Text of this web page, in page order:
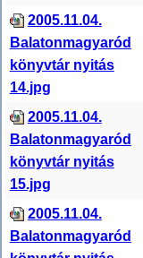
2005.11.04.
Balatonmagyaród
könyvtár nyitás
14.jpg
2005.11.04.
Balatonmagyaród
könyvtár nyitás
15.jpg
2005.11.04.
Balatonmagyaród